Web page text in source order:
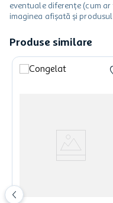
eventuale diferențe (cum
imaginea afișată și
Produse similare